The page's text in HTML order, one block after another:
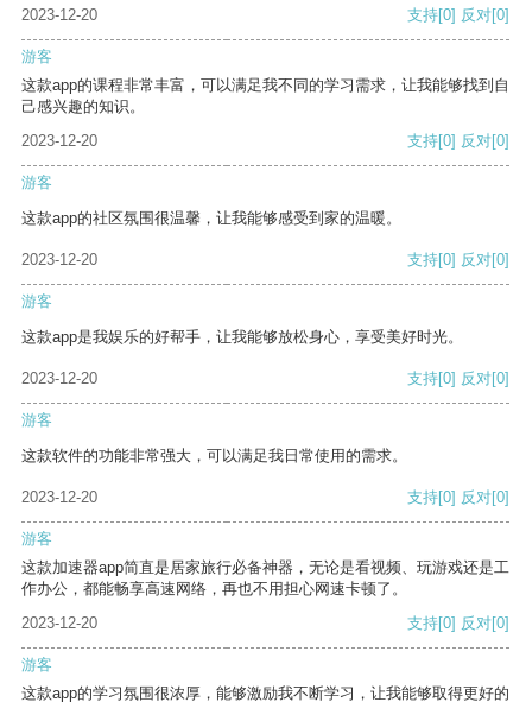
2023-12-20 支持[0] 反对[0]
游客
这款app的课程非常丰富，可以满足我不同的学习需求，让我能够找到自
己感兴趣的知识。
2023-12-20
支持[0] 反对[0]
游客
这款app的社区氛围很温馨，让我能够感受到家的温暖。
2023-12-20 支持[0] 反对[0]
游客
这款app是我娱乐的好帮手，让我能够放松身心，享受美好时光。
2023-12-20 支持[0] 反对[0]
游客
这款软件的功能非常强大，可以满足我日常使用的需求。
2023-12-20 支持[0] 反对[0]
游客
这款加速器app简直是居家旅行必备神器，无论是看视频、玩游戏还是工
作办公，都能畅享高速网络，再也不用担心网速卡顿了。
2023-12-20
支持[0] 反对[0]
游客
这款app的学习氛围很浓厚，能够激励我不断学习，让我能够取得更好的